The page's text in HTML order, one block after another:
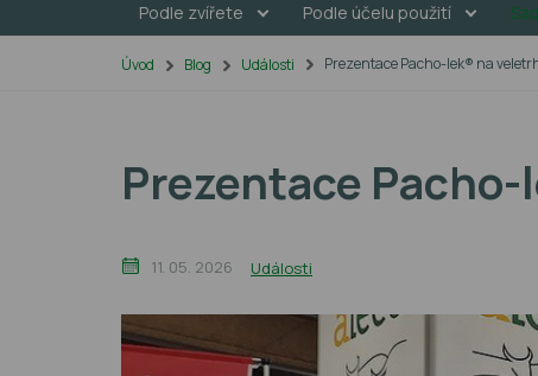
Podle zvířete Podle účelu použití
Úvod Blog Události Prezentace Pacho-lek® na
Prezentace
11. 05. 2026 Události